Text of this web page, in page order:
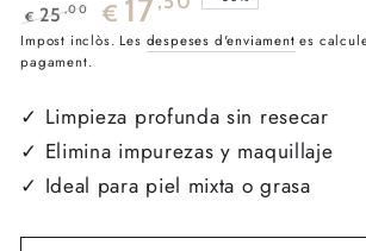
Preu
regular
€ 25,00
Preu
€ 17
Impost inclòs. Les despeses d'enviament es
pagament.
✓ Limpieza profunda sin resecar
✓ Elimina impurezas y maquillaje
✓ Ideal para piel mixta o grasa